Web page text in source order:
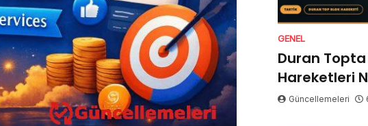
GENEL
Duran
Hareketleri
Güncellemeleri